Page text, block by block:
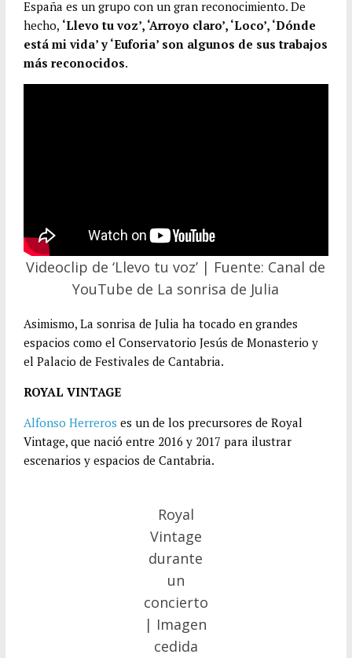
España es un grupo con un gran reconocimiento. De
hecho, ‘Llevo tu voz’, ‘Arroyo claro’, ‘Loco’, ‘Dónde
está mi vida’ y ‘Euforia’ son algunos de sus trabajos
más reconocidos.
Videoclip de ‘Llevo tu voz’ | Fuente: Canal de
YouTube de La sonrisa de Julia
Asimismo, La sonrisa de Julia ha tocado en grandes
espacios como el Conservatorio Jesús de Monasterio y
el Palacio de Festivales de Cantabria.
ROYAL VINTAGE
Alfonso Herreros es un de los precursores de Royal
Vintage, que nació entre 2016 y 2017 para ilustrar
escenarios y espacios de Cantabria.
Royal
Vintage
durante
un
concierto
| Imagen
cedida